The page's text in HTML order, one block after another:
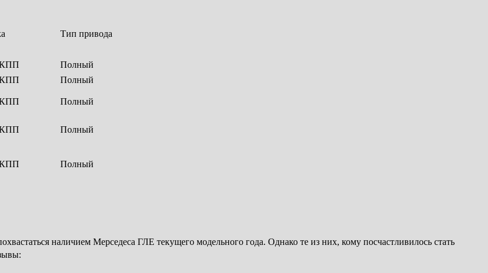
Тип привода
Полный
Полный
Полный
Полный
Полный
наличием Мерседеса ГЛЕ текущего модельного года. Однако те из них, кому посчастливилось стать